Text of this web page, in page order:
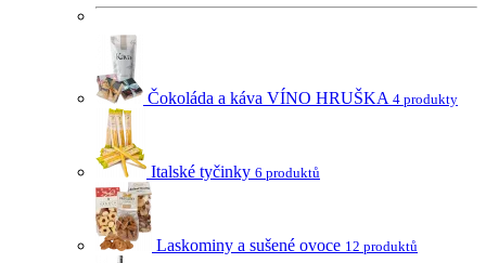
Čokoláda a káva VÍNO HRUŠKA 4 produkty
Italské tyčinky 6 produktů
Laskominy a sušené ovoce 12 produktů